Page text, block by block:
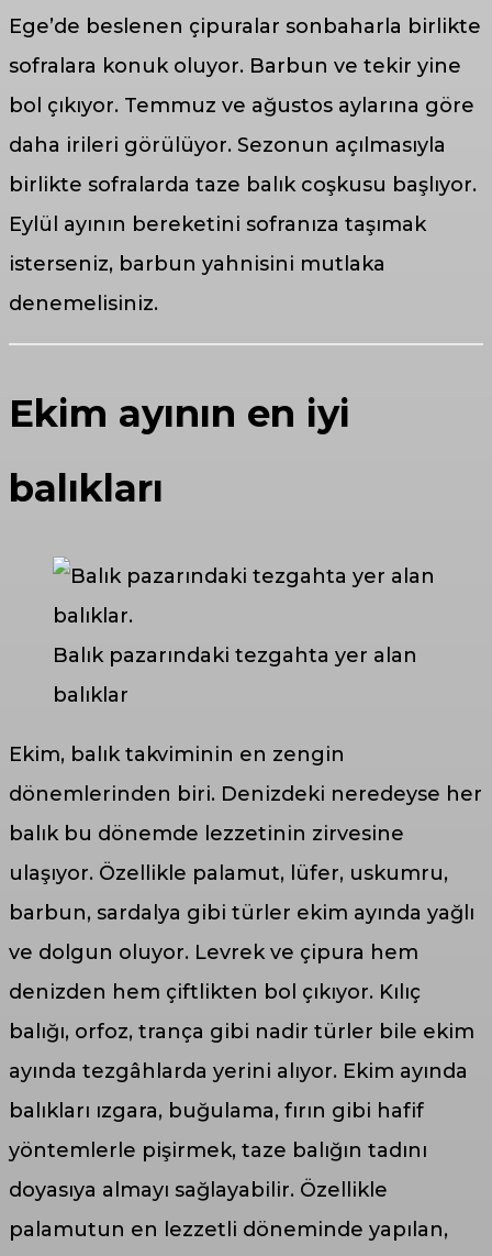
Ege’de beslenen çipuralar sonbaharla birlikte
sofralara konuk oluyor. Barbun ve tekir yine
bol çıkıyor. Temmuz ve ağustos aylarına göre
daha irileri görülüyor. Sezonun açılmasıyla
birlikte sofralarda taze balık coşkusu başlıyor.
Eylül ayının bereketini sofranıza taşımak
isterseniz, barbun yahnisini mutlaka
denemelisiniz.
Ekim ayının en iyi
balıkları
Balık pazarındaki tezgahta yer alan
balıklar
Ekim, balık takviminin en zengin
dönemlerinden biri. Denizdeki neredeyse her
balık bu dönemde lezzetinin zirvesine
ulaşıyor. Özellikle palamut, lüfer, uskumru,
barbun, sardalya gibi türler ekim ayında yağlı
ve dolgun oluyor. Levrek ve çipura hem
denizden hem çiftlikten bol çıkıyor. Kılıç
balığı, orfoz, trança gibi nadir türler bile ekim
ayında tezgâhlarda yerini alıyor. Ekim ayında
balıkları ızgara, buğulama, fırın gibi hafif
yöntemlerle pişirmek, taze balığın tadını
doyasıya almayı sağlayabilir. Özellikle
palamutun en lezzetli döneminde yapılan,